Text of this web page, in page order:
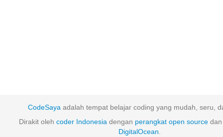
CodeSaya adalah tempat belajar coding yang mudah, seru,
Dirakit oleh coder Indonesia dengan perangkat open source
DigitalOcean